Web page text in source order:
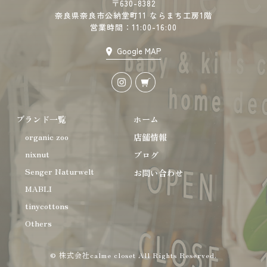
〒630-8382
奈良県奈良市公納堂町11 ならまち工房1階
営業時間：11:00-16:00
Google MAP
ブランド一覧
organic zoo
nixnut
Senger Naturwelt
MABLI
tinycottons
Others
ホーム
店舗情報
ブログ
お問い合わせ
© 株式会社calme closet All Rights Reserved.